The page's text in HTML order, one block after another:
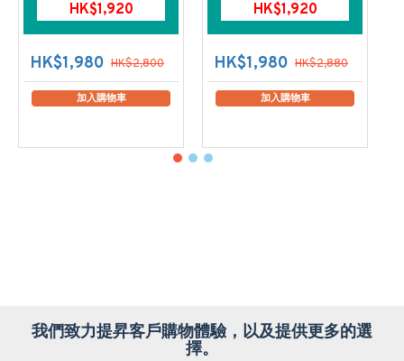
HK$1,920
HK$1,980 HK$2,800
加入購物車
HK$1,920
HK$1,980 HK$2,880
加入購物車
我們致力提昇客戶購物體驗，以及提供更多的選
擇。